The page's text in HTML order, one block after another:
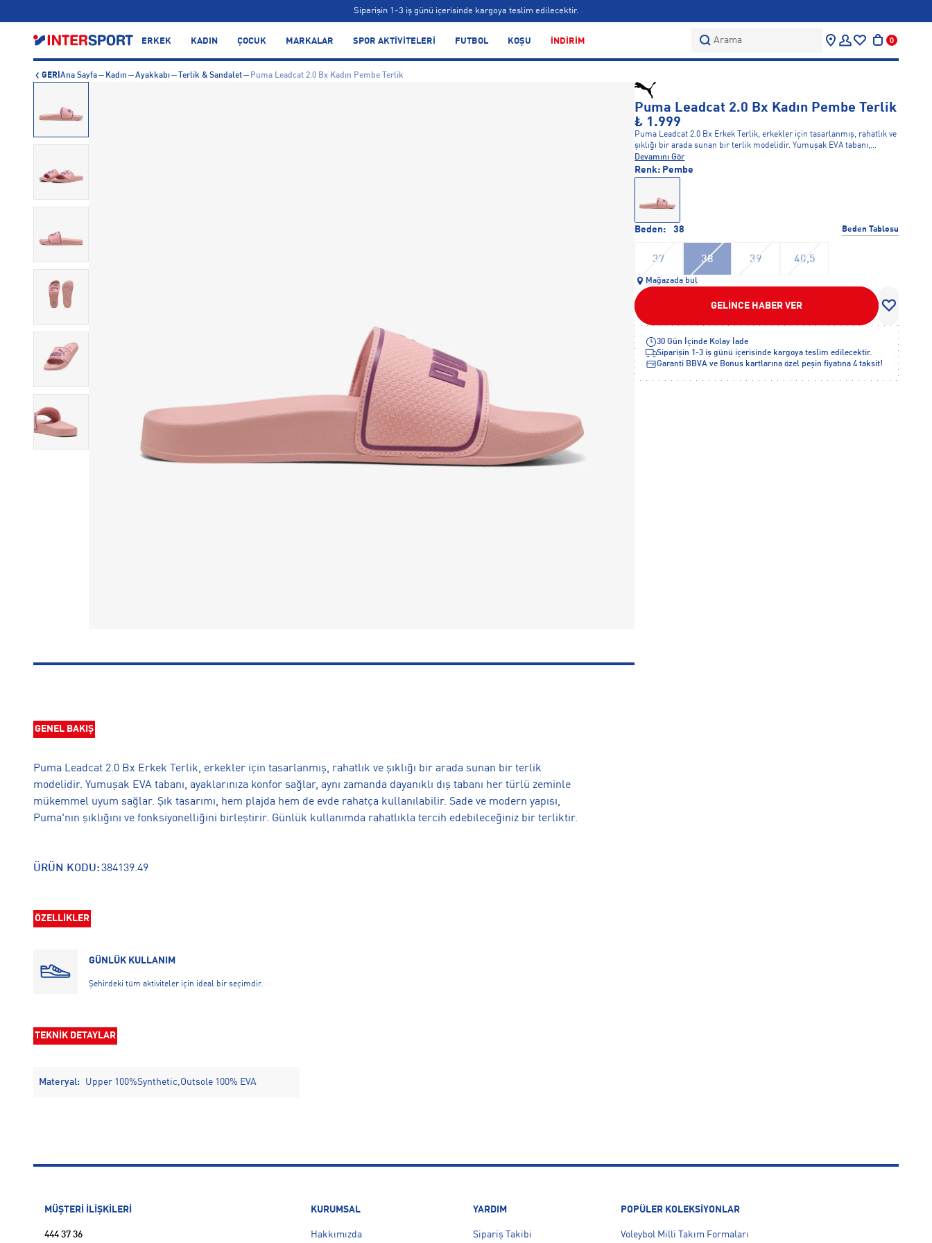
Siparişin 1-3 iş günü içerisinde kargoya teslim edilecektir.
Bonus kartlara özel vade farksız taksit seçenekleri!
ERKEK KADIN ÇOCUK MARKALAR SPOR AKTİVİTELERİ FUTBOL KOŞU İNDİRİM Arama 0
GERİ Ana Sayfa Kadın Ayakkabı Terlik & Sandalet Puma Leadcat 2.0 Bx Kadın Pembe Terlik
GENEL BAKIŞ
Puma Leadcat 2.0 Bx Erkek Terlik, erkekler için tasarlanmış, rahatlık ve şıklığı bir arada sunan bir terlik
modelidir. Yumuşak EVA tabanı, ayaklarınıza konfor sağlar, aynı zamanda dayanıklı dış tabanı her türlü zeminle
mükemmel uyum sağlar. Şık tasarımı, hem plajda hem de evde rahatça kullanılabilir. Sade ve modern yapısı,
Puma'nın şıklığını ve fonksiyonelliğini birleştirir. Günlük kullanımda rahatlıkla tercih edebileceğiniz bir terliktir.
ÜRÜN KODU:384139.49
ÖZELLİKLER
GÜNLÜK KULLANIM
Şehirdeki tüm aktiviteler için ideal bir seçimdir.
TEKNİK DETAYLAR
Materyal: Upper 100%Synthetic,Outsole 100% EVA
Puma Leadcat 2.0 Bx Kadın Pembe Terlik
₺ 1.999
Puma Leadcat 2.0 Bx Erkek Terlik, erkekler için tasarlanmış, rahatlık ve
şıklığı bir arada sunan bir terlik modelidir. Yumuşak EVA tabanı,
ayaklarınıza konfor sağlar, aynı zamanda dayanıklı dış tabanı her türlü
zeminle mükemmel uyum sağlar. Şık tasarımı, hem plajda hem de
evde rahatça kullanılabilir. Sade ve modern yapısı, Puma'nın şıklığını ve
edebileceğiniz bir terliktir.
Devamını Gör
Beden: 38 Beden Tablosu
37 38 39 40,5
Renk: Pembe
Mağazada bul
GELİNCE HABER VER
30 Gün İçinde Kolay İade
Siparişin 1-3 iş günü içerisinde kargoya teslim edilecektir.
Garanti BBVA ve Bonus kartlarına özel peşin fiyatına 4 taksit!
MÜŞTERİ İLİŞKİLERİ
444 37 36
KURUMSAL
Hakkımızda
YARDIM
Sipariş Takibi
POPÜLER KOLEKSİYONLAR
Voleybol Milli Takım Formaları